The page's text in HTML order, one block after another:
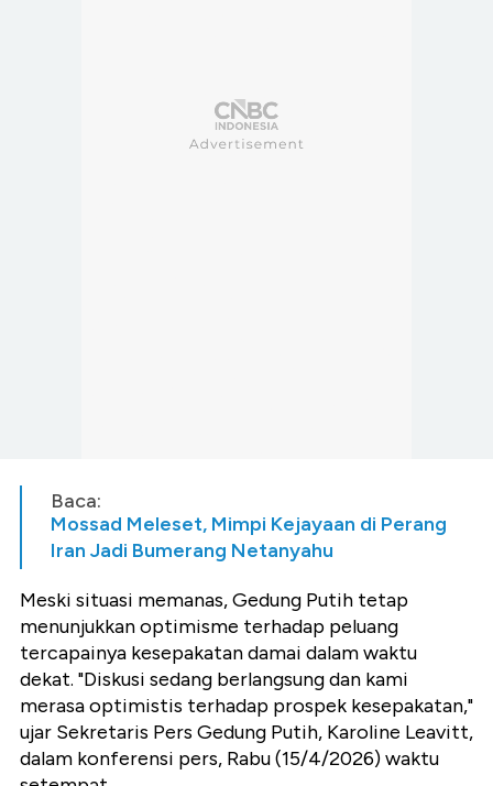
Baca:
Mossad Meleset, Mimpi Kejayaan di Perang
Iran Jadi Bumerang Netanyahu
Meski situasi memanas, Gedung Putih tetap
menunjukkan optimisme terhadap peluang
tercapainya kesepakatan damai dalam waktu
dekat. "Diskusi sedang berlangsung dan kami
merasa optimistis terhadap prospek kesepakatan,"
ujar Sekretaris Pers Gedung Putih, Karoline Leavitt,
dalam konferensi pers, Rabu (15/4/2026) waktu